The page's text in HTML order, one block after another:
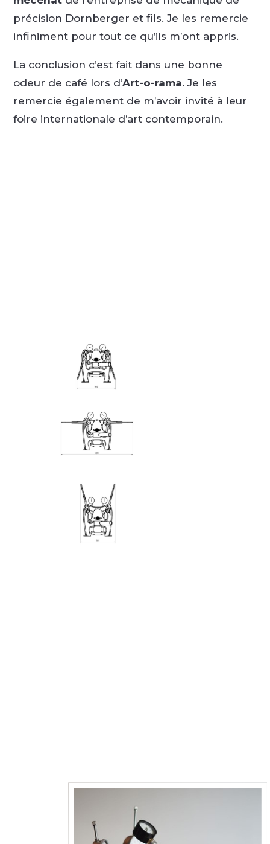
précision Dornberger et fils. Je les remercie
infiniment pour tout ce qu’ils m’ont appris.
La conclusion c’est fait dans une bonne
odeur de café lors d’Art-o-rama. Je les
remercie également de m’avoir invité à leur
foire internationale d’art contemporain.